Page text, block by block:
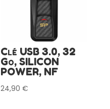
Clé USB 3.0, 32
Go, SILICON
POWER, NF
24,90€